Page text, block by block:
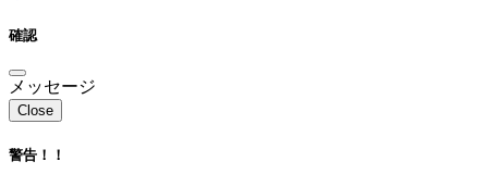
確認
メッセージ
Close
警告！！